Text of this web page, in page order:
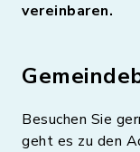
vereinbaren.
Besuchen Sie
geht es zu den